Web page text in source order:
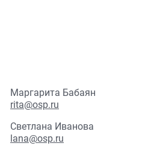
Маргарита Бабаян
rita@osp.ru
Светлана Иванова
lana@osp.ru